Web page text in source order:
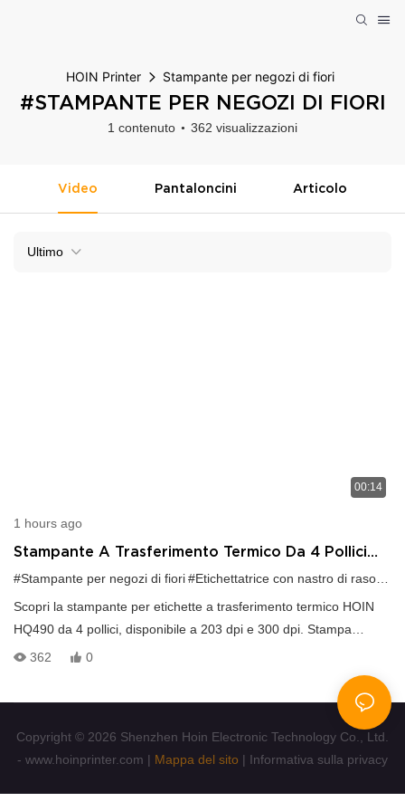
HOIN Printer Stampante per negozi di fiori
#STAMPANTE PER NEGOZI DI FIORI
1 contenuto 362 visualizzazioni
Video Pantaloncini Articolo
Ultimo
00:14
1 hours ago
Stampante A Trasferimento Termico Da 4 Pollici
Con Nastro Di Raso Colorato Per Confezioni
#Stampante per negozi di fiori#Etichettatrice con nastro di raso
Scopri la stampante per etichette a trasferimento termico HOIN
HQ490 da 4 pollici, disponibile a 203 dpi e 300 dpi. Stampa
veloce a 152 mm/s, supporta codici a barre 1D/2D, carta in
etichette di prodotti, cartellini dei prezzi, etichette per la cura degli
dell'inventario. Contattaci:
WhatsApp +8619172692721
362 0
Copyright © 2026 Shenzhen Hoin Electronic Technology Co., Ltd.
- www.hoinprinter.com | Mappa del sito | Informativa sulla privacy